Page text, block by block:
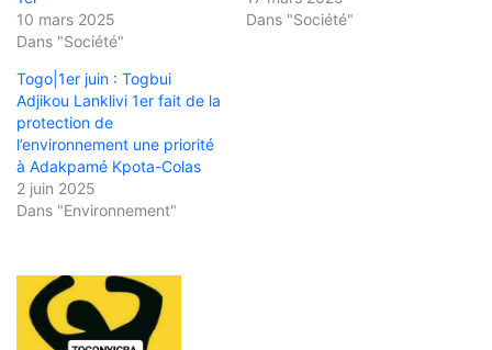
10 mars 2025
Dans "Société"
Dans "Société"
Togo|1er juin : Togbui
Adjikou Lanklivi 1er fait de la
protection de
l’environnement une priorité
à Adakpamé Kpota-Colas
2 juin 2025
Dans "Environnement"